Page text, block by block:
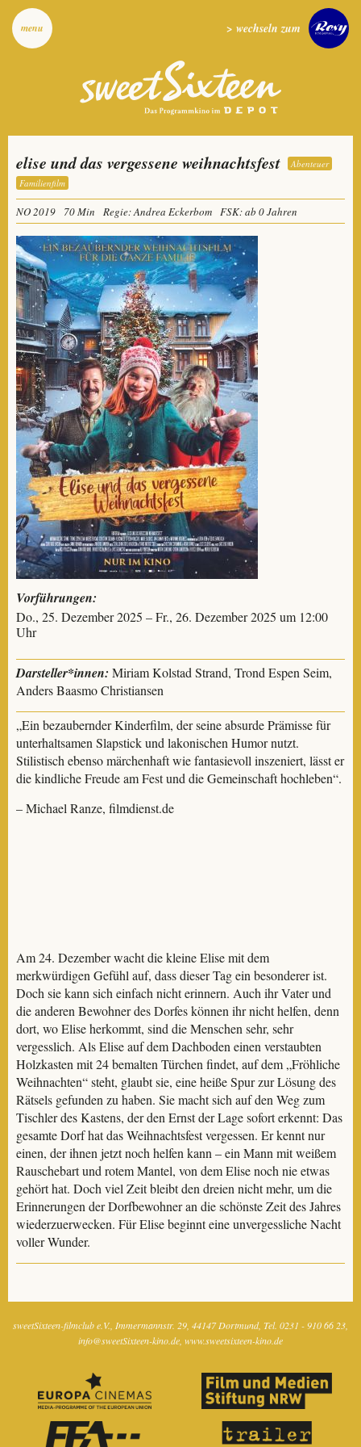
menu > wechseln zum
elise und das vergessene weihnachtsfest
Abenteuer
Familienfilm
NO 2019 70 Min Regie: Andrea Eckerbom FSK: ab 0 Jahren
Vorführungen:
Do., 25. Dezember 2025 – Fr., 26. Dezember 2025 um 12:00
Uhr
Darsteller*innen: Miriam Kolstad Strand, Trond Espen Seim,
Anders Baasmo Christiansen
„Ein bezaubernder Kinderfilm, der seine absurde Prämisse für
unterhaltsamen Slapstick und lakonischen Humor nutzt.
Stilistisch ebenso märchenhaft wie fantasievoll inszeniert, lässt er
die kindliche Freude am Fest und die Gemeinschaft hochleben“.
– Michael Ranze, filmdienst.de
Am 24. Dezember wacht die kleine Elise mit dem
merkwürdigen Gefühl auf, dass dieser Tag ein besonderer ist.
Doch sie kann sich einfach nicht erinnern. Auch ihr Vater und
die anderen Bewohner des Dorfes können ihr nicht helfen, denn
dort, wo Elise herkommt, sind die Menschen sehr, sehr
vergesslich. Als Elise auf dem Dachboden einen verstaubten
Holzkasten mit 24 bemalten Türchen findet, auf dem „Fröhliche
Weihnachten“ steht, glaubt sie, eine heiße Spur zur Lösung des
Rätsels gefunden zu haben. Sie macht sich auf den Weg zum
Tischler des Kastens, der den Ernst der Lage sofort erkennt: Das
gesamte Dorf hat das Weihnachtsfest vergessen. Er kennt nur
einen, der ihnen jetzt noch helfen kann – ein Mann mit weißem
Rauschebart und rotem Mantel, von dem Elise noch nie etwas
gehört hat. Doch viel Zeit bleibt den dreien nicht mehr, um die
Erinnerungen der Dorfbewohner an die schönste Zeit des Jahres
wiederzuerwecken. Für Elise beginnt eine unvergessliche Nacht
voller Wunder.
sweetSixteen-filmclub e.V. Immermannstr. 29 44147 Dortmund Tel. 0231 - 910 66 23
info@sweetSixteen-kino.de www.sweetsixteen-kino.de